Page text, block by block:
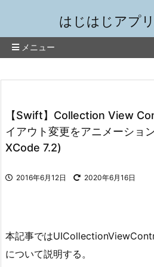
はじはじアプ
メニュー
【Swift】Collection View
イアウト変更をアニメーショ
XCode 7.2)
2016年6月12日 2020年6月16日
本記事では
について説明する。